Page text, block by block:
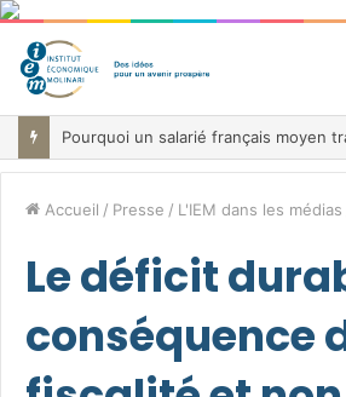
Accueil / Presse / L'IEM dans les médias
Le déficit
conséquence